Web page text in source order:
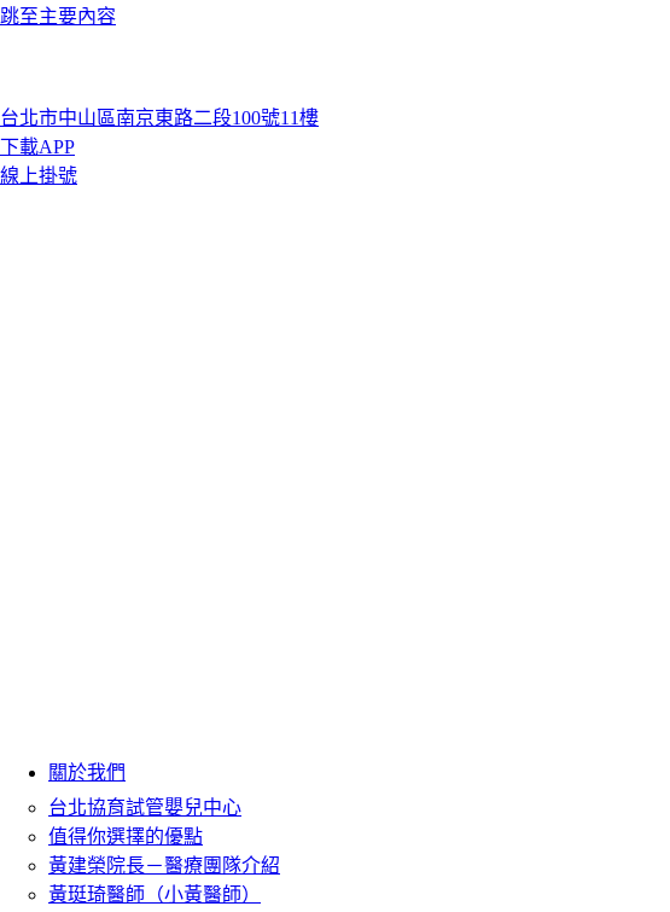
跳至主要內容
台北市中山區南京東路二段100號11樓
下載APP
線上掛號
關於我們
台北協育試管嬰兒中心
值得你選擇的優點
黃建榮院長－醫療團隊介紹
黃珽琦醫師（小黃醫師）